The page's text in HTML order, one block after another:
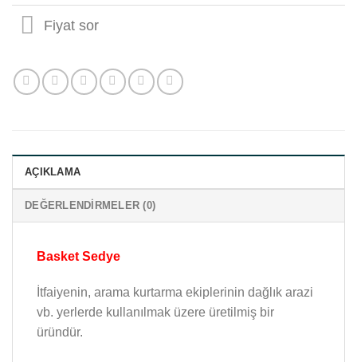
Fiyat sor
AÇIKLAMA
DEĞERLENDIRMELER (0)
Basket Sedye
İtfaiyenin, arama kurtarma ekiplerinin dağlık arazi
vb. yerlerde kullanılmak üzere üretilmiş bir
üründür.